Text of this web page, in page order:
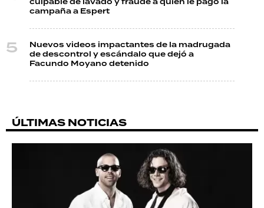
campaña a Espert
Nuevos videos impactantes de la madrugada
de descontrol y escándalo que dejó a
Facundo Moyano detenido
ÚLTIMAS NOTICIAS